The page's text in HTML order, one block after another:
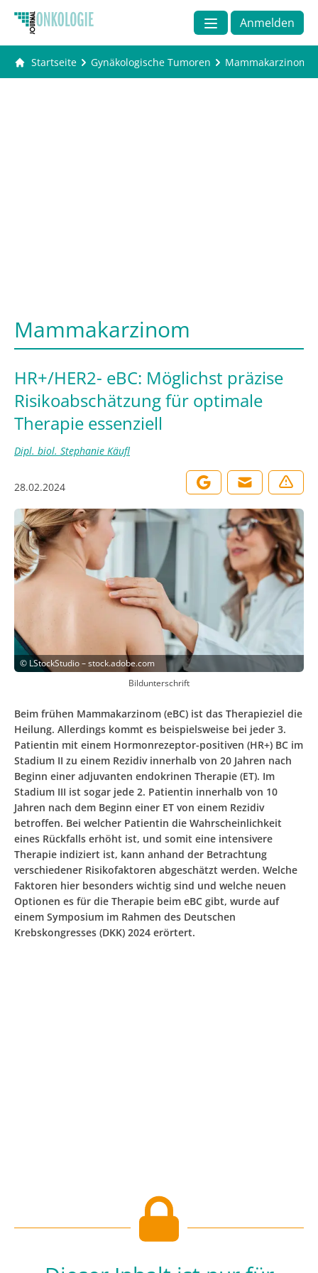
Anmelden
Startseite Gynäkologische Tumoren Mammakarzinom
Mammakarzinom
HR+/HER2- eBC: Möglichst präzise
Risikoabschätzung für optimale
Therapie essenziell
Dipl. biol. Stephanie Käufl
28.02.2024
© LStockStudio – stock.adobe.com
Bildunterschrift
Beim frühen Mammakarzinom (eBC) ist das Therapieziel die
Heilung. Allerdings kommt es beispielsweise bei jeder 3.
Patientin mit einem Hormonrezeptor-positiven (HR+) BC im
Stadium II zu einem Rezidiv innerhalb von 20 Jahren nach
Beginn einer adjuvanten endokrinen Therapie (ET). Im
Stadium III ist sogar jede 2. Patientin innerhalb von 10
Jahren nach dem Beginn einer ET von einem Rezidiv
betroffen. Bei welcher Patientin die Wahrscheinlichkeit
eines Rückfalls erhöht ist, und somit eine intensivere
Therapie indiziert ist, kann anhand der Betrachtung
verschiedener Risikofaktoren abgeschätzt werden. Welche
Faktoren hier besonders wichtig sind und welche neuen
Optionen es für die Therapie beim eBC gibt, wurde auf
einem Symposium im Rahmen des Deutschen
Krebskongresses (DKK) 2024 erörtert.